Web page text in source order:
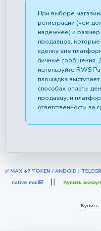
При выборе
регистрации (чем
надёжнее) и размер
продавцов,
сделку вне
личные сообщения.
используйте RWS
площадка
способах оплаты
продавцу, и
ответственности за
✅ МАХ +7 TOKEN / ANDOID |
native mail☑️
|| Купить
Купить